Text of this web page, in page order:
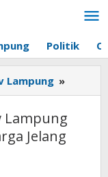
Politik
Lampung »
Rakor
Lampung
Jelang